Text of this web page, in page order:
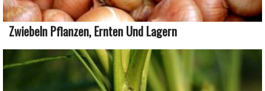
Zwiebeln Pflanzen, Ernten Und Lagern